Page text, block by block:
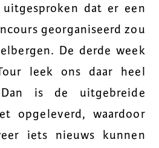
dat er een
georganiseerd zou
De derde week
leek ons daar heel
is de uitgebreide
opgeleverd, waardoor
iets nieuws kunnen